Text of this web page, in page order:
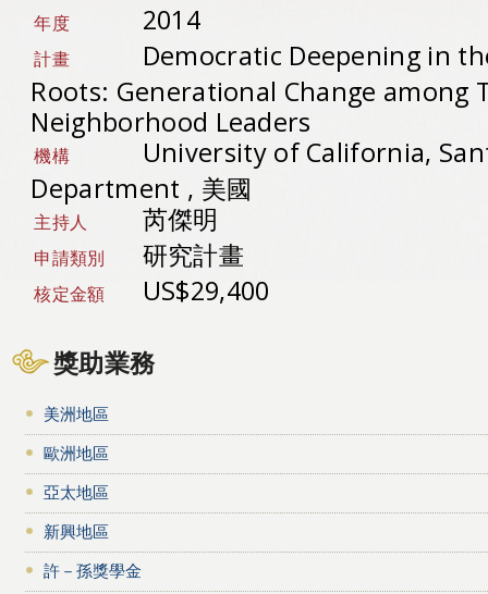
年度 2014
計畫
Democratic Deepening in
Roots: Generational Change among
Neighborhood Leaders
機構
University of California,
Department , 美國
主持人 芮傑明
申請類別 研究計畫
核定金額 US$29,400
獎助業務
美洲地區
歐洲地區
亞太地區
新興地區
許－孫獎學金